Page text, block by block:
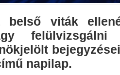
belső viták
felülvizsgálni
napilap.